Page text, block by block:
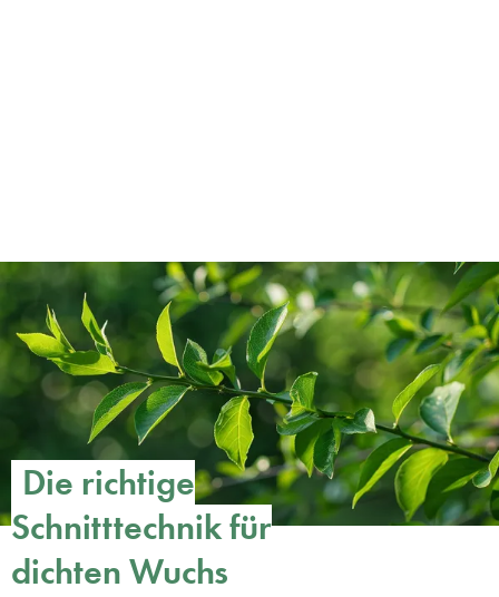
Die richtige
Schnitttechnik für
dichten Wuchs